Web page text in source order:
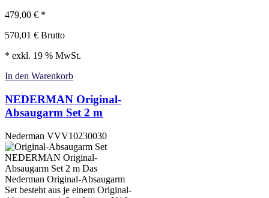
479,00 € *
570,01 € Brutto
* exkl. 19 % MwSt.
In den Warenkorb
NEDERMAN Original-
Absaugarm Set 2 m
Nederman VVV10230030
NEDERMAN Original-
Absaugarm Set 2 m Das
Nederman Original-Absaugarm
Set besteht aus je einem Original-